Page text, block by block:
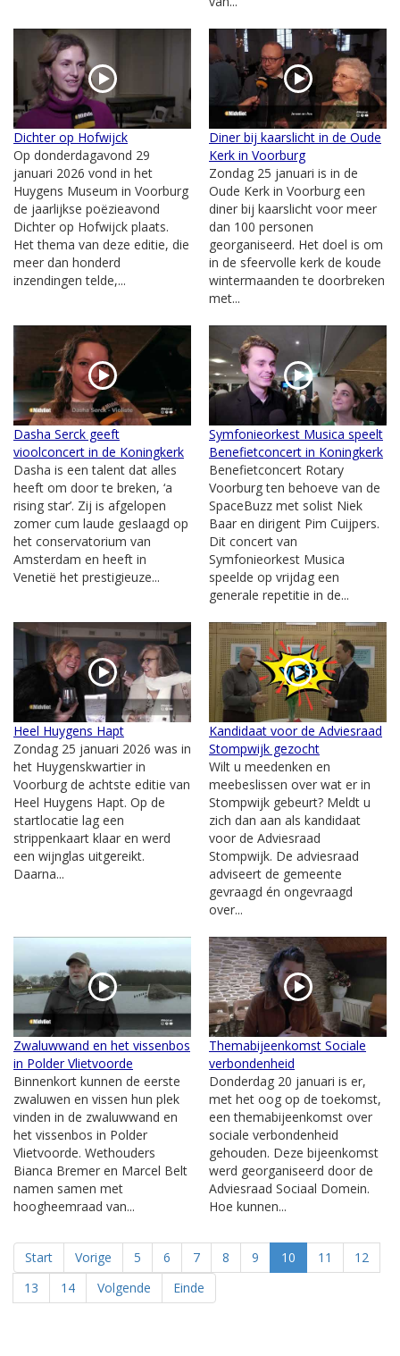
Dichter op Hofwijck
Op donderdagavond 29
januari 2026 vond in het
Huygens Museum in Voorburg
de jaarlijkse poëzieavond
Dichter op Hofwijck plaats.
Het thema van deze editie, die
meer dan honderd
inzendingen telde,...
Diner bij kaarslicht in de Oude
Kerk in Voorburg
Zondag 25 januari is in de
Oude Kerk in Voorburg een
diner bij kaarslicht voor meer
dan 100 personen
georganiseerd. Het doel is om
in de sfeervolle kerk de koude
wintermaanden te doorbreken
met...
Dasha Serck geeft
vioolconcert in de Koningkerk
Dasha is een talent dat alles
heeft om door te breken, ‘a
rising star’. Zij is afgelopen
zomer cum laude geslaagd op
het conservatorium van
Amsterdam en heeft in
Venetië het prestigieuze...
Symfonieorkest Musica speelt
Benefietconcert in Koningkerk
Benefietconcert Rotary
Voorburg ten behoeve van de
SpaceBuzz met solist Niek
Baar en dirigent Pim Cuijpers.
Dit concert van
Symfonieorkest Musica
speelde op vrijdag een
generale repetitie in de...
Heel Huygens Hapt
Zondag 25 januari 2026 was in
het Huygenskwartier in
Voorburg de achtste editie van
Heel Huygens Hapt. Op de
startlocatie lag een
strippenkaart klaar en werd
een wijnglas uitgereikt.
Daarna...
Kandidaat voor de Adviesraad
Stompwijk gezocht
Wilt u meedenken en
meebeslissen over wat er in
Stompwijk gebeurt? Meldt u
zich dan aan als kandidaat
voor de Adviesraad
Stompwijk. De adviesraad
adviseert de gemeente
gevraagd én ongevraagd
over...
Zwaluwwand en het vissenbos
in Polder Vlietvoorde
Binnenkort kunnen de eerste
zwaluwen en vissen hun plek
vinden in de zwaluwwand en
het vissenbos in Polder
Vlietvoorde. Wethouders
Bianca Bremer en Marcel Belt
namen samen met
hoogheemraad van...
Themabijeenkomst Sociale
verbondenheid
Donderdag 20 januari is er,
met het oog op de toekomst,
een themabijeenkomst over
sociale verbondenheid
gehouden. Deze bijeenkomst
werd georganiseerd door de
Adviesraad Sociaal Domein.
Hoe kunnen...
Start Vorige 5 6 7 8 9 10 11
12
13
14 Volgende Einde